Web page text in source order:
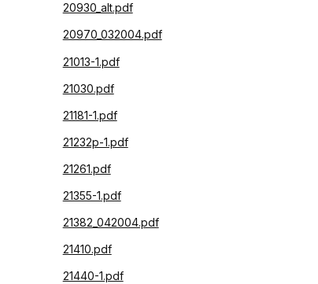
20930_alt.pdf
20970_032004.pdf
21013-1.pdf
21030.pdf
21181-1.pdf
21232p-1.pdf
21261.pdf
21355-1.pdf
21382_042004.pdf
21410.pdf
21440-1.pdf